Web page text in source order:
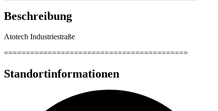
Beschreibung
Atotech Industriestraße
==========================================
Standortinformationen